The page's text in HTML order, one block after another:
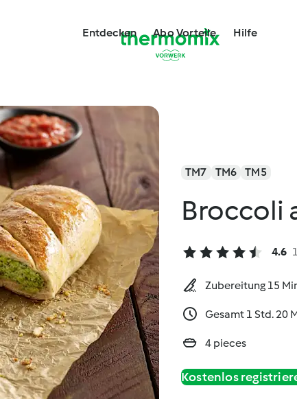
Entdecken Abo Vorteile Hilfe
TM7 TM6 TM5
Broccoli
4.6
Zubereitung 15
Gesamt 1 Std. 20
4 pieces
Kostenlos